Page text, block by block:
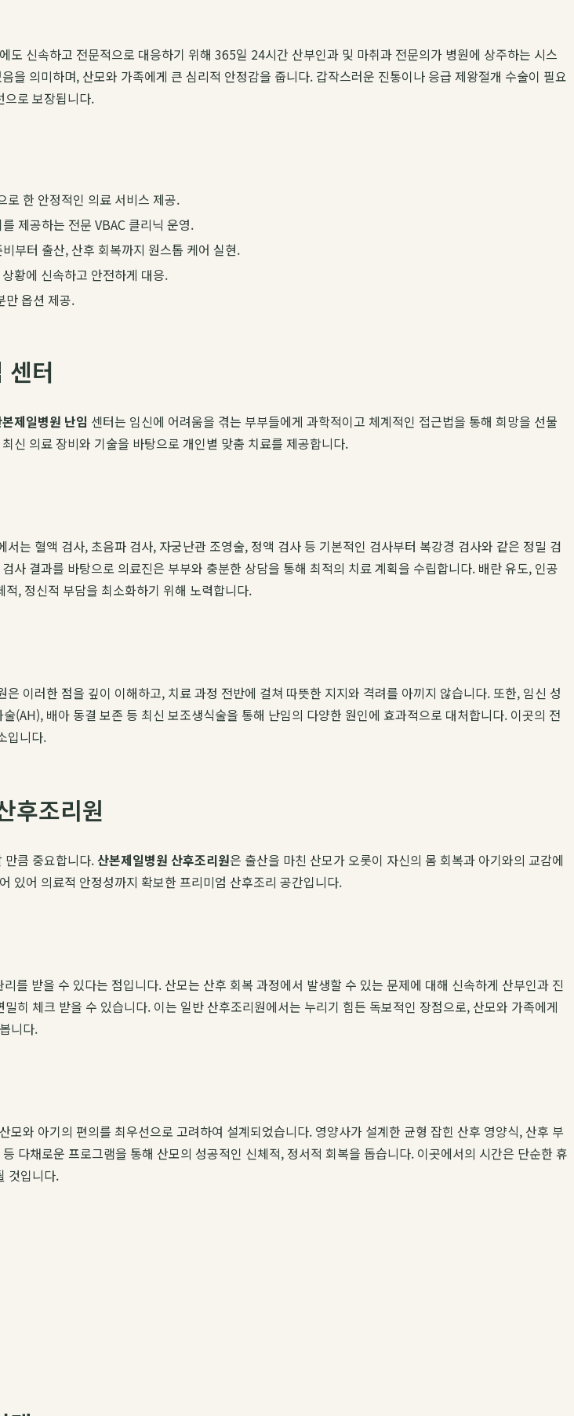
신속하고 전문적으로 대응하기 위해 365일 24시간 산부인과 및 마취과 전문의가 병원에 상주하는 시스
의미하며, 산모와 가족에게 큰 심리적 안정감을 줍니다. 갑작스러운 진통이나 응급 제왕절개 수술이 필요
으로 보장됩니다.
로 한 안정적인 의료 서비스 제공.
제공하는 전문 VBAC 클리닉 운영.
부터 출산, 산후 회복까지 원스톱 케어 실현.
황에 신속하고 안전하게 대응.
만 옵션 제공.
센터
제일병원 난임 센터는 임신에 어려움을 겪는 부부들에게 과학적이고 체계적인 접근법을 통해 희망을 선물
신 의료 장비와 기술을 바탕으로 개인별 맞춤 치료를 제공합니다.
서는 혈액 검사, 초음파 검사, 자궁난관 조영술, 정액 검사 등 기본적인 검사부터 복강경 검사와 같은 정밀 검
결과를 바탕으로 의료진은 부부와 충분한 상담을 통해 최적의 치료 계획을 수립합니다. 배란 유도, 인공
, 정신적 부담을 최소화하기 위해 노력합니다.
이러한 점을 깊이 이해하고, 치료 과정 전반에 걸쳐 따뜻한 지지와 격려를 아끼지 않습니다. 또한, 임신 성
배아 동결 보존 등 최신 보조생식술을 통해 난임의 다양한 원인에 효과적으로 대처합니다. 이곳의 전
입니다.
후조리원
만큼 중요합니다.산본제일병원 산후조리원은 출산을 마친 산모가 오롯이 자신의 몸 회복과 아기와의 교감에
있어 의료적 안정성까지 확보한 프리미엄 산후조리 공간입니다.
를 받을 수 있다는 점입니다. 산모는 산후 회복 과정에서 발생할 수 있는 문제에 대해 신속하게 산부인과 진
히 체크 받을 수 있습니다. 이는 일반 산후조리원에서는 누리기 힘든 독보적인 장점으로, 산모와 가족에게
니다.
와 아기의 편의를 최우선으로 고려하여 설계되었습니다. 영양사가 설계한 균형 잡힌 산후 영양식, 산후 부
다채로운 프로그램을 통해 산모의 성공적인 신체적, 정서적 회복을 돕습니다. 이곳에서의 시간은 단순한 휴
것입니다.